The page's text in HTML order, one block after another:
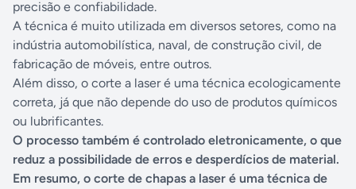
precisão e confiabilidade.
A técnica é muito utilizada em diversos setores, como na
indústria automobilística, naval, de construção civil, de
fabricação de móveis, entre outros.
Além disso, o corte a laser é uma técnica ecologicamente
correta, já que não depende do uso de produtos químicos
ou lubrificantes.
O processo também é controlado eletronicamente, o que
reduz a possibilidade de erros e desperdícios de material.
Em resumo, o corte de chapas a laser é uma técnica de